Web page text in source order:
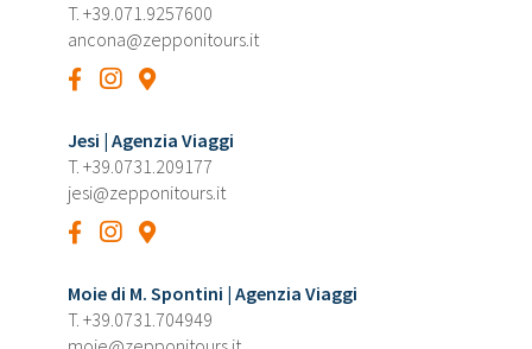
T. +39.071.9257600
ancona@zepponitours.it
Jesi | Agenzia Viaggi
T. +39.0731.209177
jesi@zepponitours.it
Moie di M. Spontini | Agenzia Viaggi
T. +39.0731.704949